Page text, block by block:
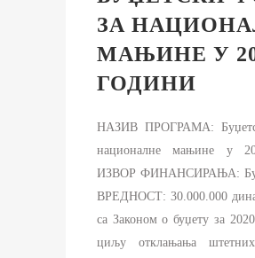
ЗА
МАЊИНЕ У
ГОДИНИ
НАЗИВ ПРОГРАМА:
националне мањине у
ИЗВОР ФИНАНСИРАЊА:
ВРЕДНОСТ: 30.000.000
са Законом о буџету за
циљу отклањања